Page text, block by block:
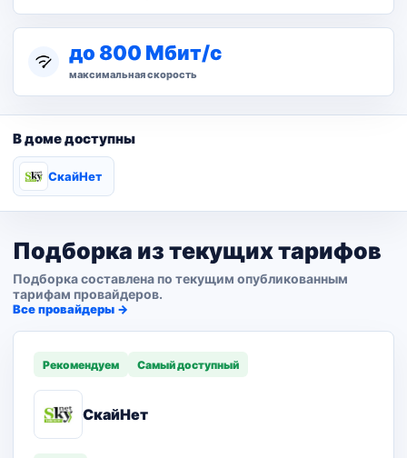
до 800 Мбит/с
максимальная скорость
В доме доступны
СкайНет
Подборка из текущих тарифов
Подборка составлена по текущим опубликованным
тарифам провайдеров.
Все провайдеры →
Рекомендуем Самый доступный
СкайНет